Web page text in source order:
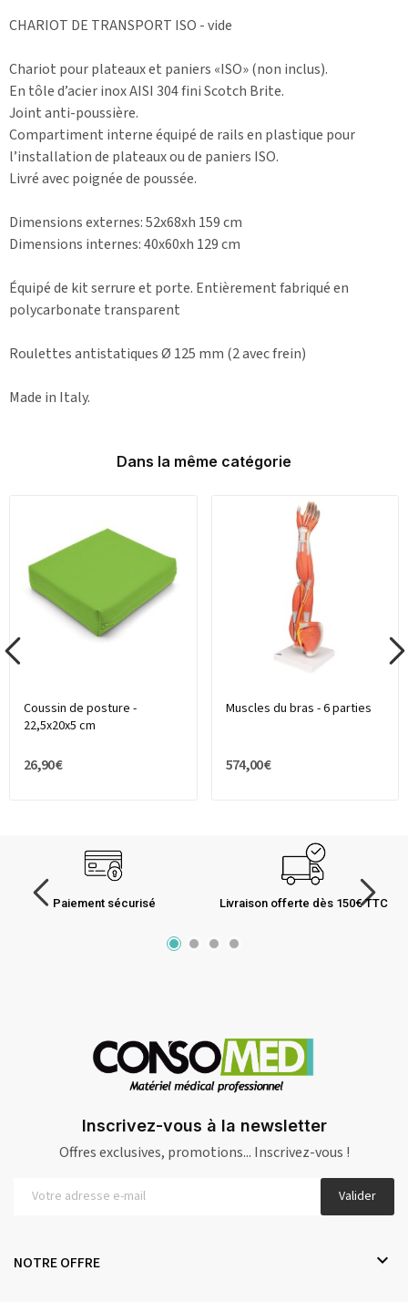
CHARIOT DE TRANSPORT ISO - vide
Chariot pour plateaux et paniers «ISO» (non inclus).
En tôle d’acier inox AISI 304 fini Scotch Brite.
Joint anti-poussière.
Compartiment interne équipé de rails en plastique pour
l’installation de plateaux ou de paniers ISO.
Livré avec poignée de poussée.
Dimensions externes: 52x68xh 159 cm
Dimensions internes: 40x60xh 129 cm
Équipé de kit serrure et porte. Entièrement fabriqué en
polycarbonate transparent
Roulettes antistatiques Ø 125 mm (2 avec frein)
Made in Italy.
Dans la même catégorie
Coussin de posture -
22,5x20x5 cm
26,90 €
Muscles du bras - 6 parties
574,00 €
Paiement sécurisé Livraison offerte dès 150€ TTC
Inscrivez-vous à la newsletter
Offres exclusives, promotions... Inscrivez-vous !
Valider
NOTRE OFFRE 